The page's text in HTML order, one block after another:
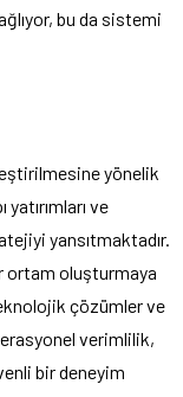
bu da sistemi
yönelik
ve
yansıtmaktadır.
ortam oluşturmaya
çözümler ve
verimlilik,
bir deneyim